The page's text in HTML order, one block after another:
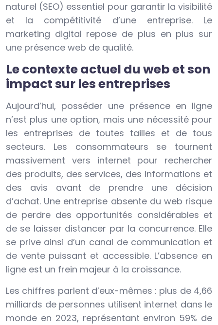
naturel (SEO) essentiel pour garantir la visibilité
et la compétitivité d’une entreprise. Le
marketing digital repose de plus en plus sur
une présence web de qualité.
Le contexte actuel du web et son
impact sur les entreprises
Aujourd’hui, posséder une présence en ligne
n’est plus une option, mais une nécessité pour
les entreprises de toutes tailles et de tous
secteurs. Les consommateurs se tournent
massivement vers internet pour rechercher
des produits, des services, des informations et
des avis avant de prendre une décision
d’achat. Une entreprise absente du web risque
de perdre des opportunités considérables et
de se laisser distancer par la concurrence. Elle
se prive ainsi d’un canal de communication et
de vente puissant et accessible. L’absence en
ligne est un frein majeur à la croissance.
Les chiffres parlent d’eux-mêmes : plus de 4,66
milliards de personnes utilisent internet dans le
monde en 2023, représentant environ 59% de